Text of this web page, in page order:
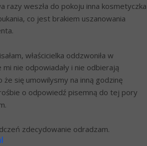
razy weszła do pokoju inna kosmetyczka
co jest brakiem uszanowania
właścicielka oddzwoniła w
mi nie odpowiadały i nie odbierają
się umowilysmy na inną godzinę
o odpowiedź pisemną do tej pory
zdecydowanie odradzam.